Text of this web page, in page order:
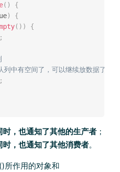
( )
{
)
{
( ) )
{
;
中有空间了，可以继续放数据了。
;
，也通知了其他的生产者 ；
，也通知了其他消费者。
作用的对象和